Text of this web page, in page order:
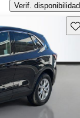
Verif. disponibilidad